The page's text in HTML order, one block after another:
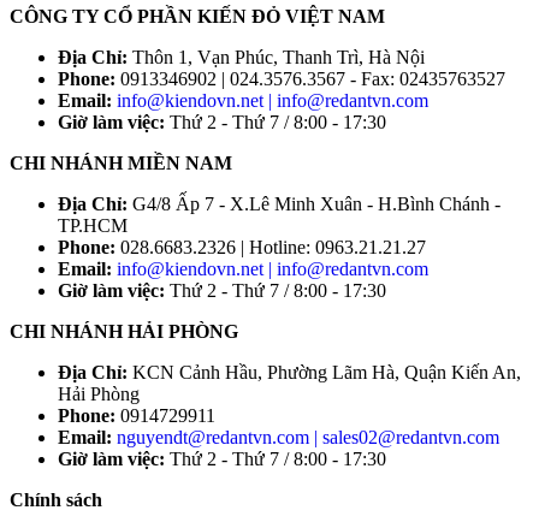
CÔNG TY CỔ PHẦN KIẾN ĐỎ VIỆT NAM
Địa Chỉ: Thôn 1, Vạn Phúc, Thanh Trì, Hà Nội
Phone: 0913346902 | 024.3576.3567 - Fax: 02435763527
Email: info@kiendovn.net | info@redantvn.com
Giờ làm việc: Thứ 2 - Thứ 7 / 8:00 - 17:30
CHI NHÁNH MIỀN NAM
Địa Chỉ: G4/8 Ấp 7 - X.Lê Minh Xuân - H.Bình Chánh -
TP.HCM
Phone: 028.6683.2326 | Hotline: 0963.21.21.27
Email: info@kiendovn.net | info@redantvn.com
Giờ làm việc: Thứ 2 - Thứ 7 / 8:00 - 17:30
CHI NHÁNH HẢI PHÒNG
Địa Chỉ: KCN Cảnh Hầu, Phường Lãm Hà, Quận Kiến An,
Hải Phòng
Phone: 0914729911
Email: nguyendt@redantvn.com | sales02@redantvn.com
Giờ làm việc: Thứ 2 - Thứ 7 / 8:00 - 17:30
Chính sách